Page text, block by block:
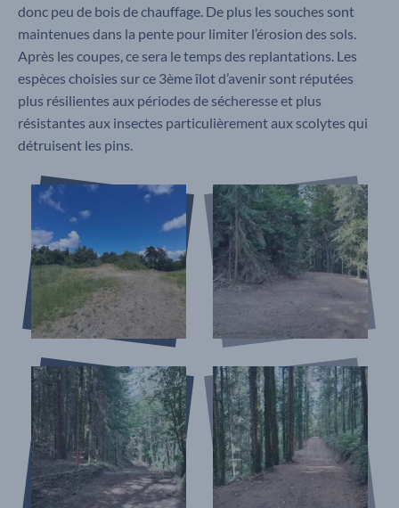
donc peu de bois de chauffage. De plus les souches sont
maintenues dans la pente pour limiter l’érosion des sols.
Après les coupes, ce sera le temps des replantations. Les
espèces choisies sur ce 3ème îlot d’avenir sont réputées
plus résilientes aux périodes de sécheresse et plus
résistantes aux insectes particulièrement aux scolytes qui
détruisent les pins.